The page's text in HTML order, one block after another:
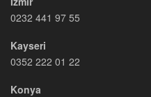
0232 441 97 55
Kayseri
0352 222 01 22
Konya